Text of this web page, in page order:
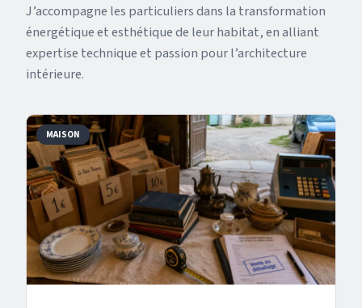
Immobilier
Déco
J’accompagne les particuliers dans la transformation
énergétique et esthétique de leur habitat, en alliant
expertise technique et passion pour l’architecture
intérieure.
MAISON